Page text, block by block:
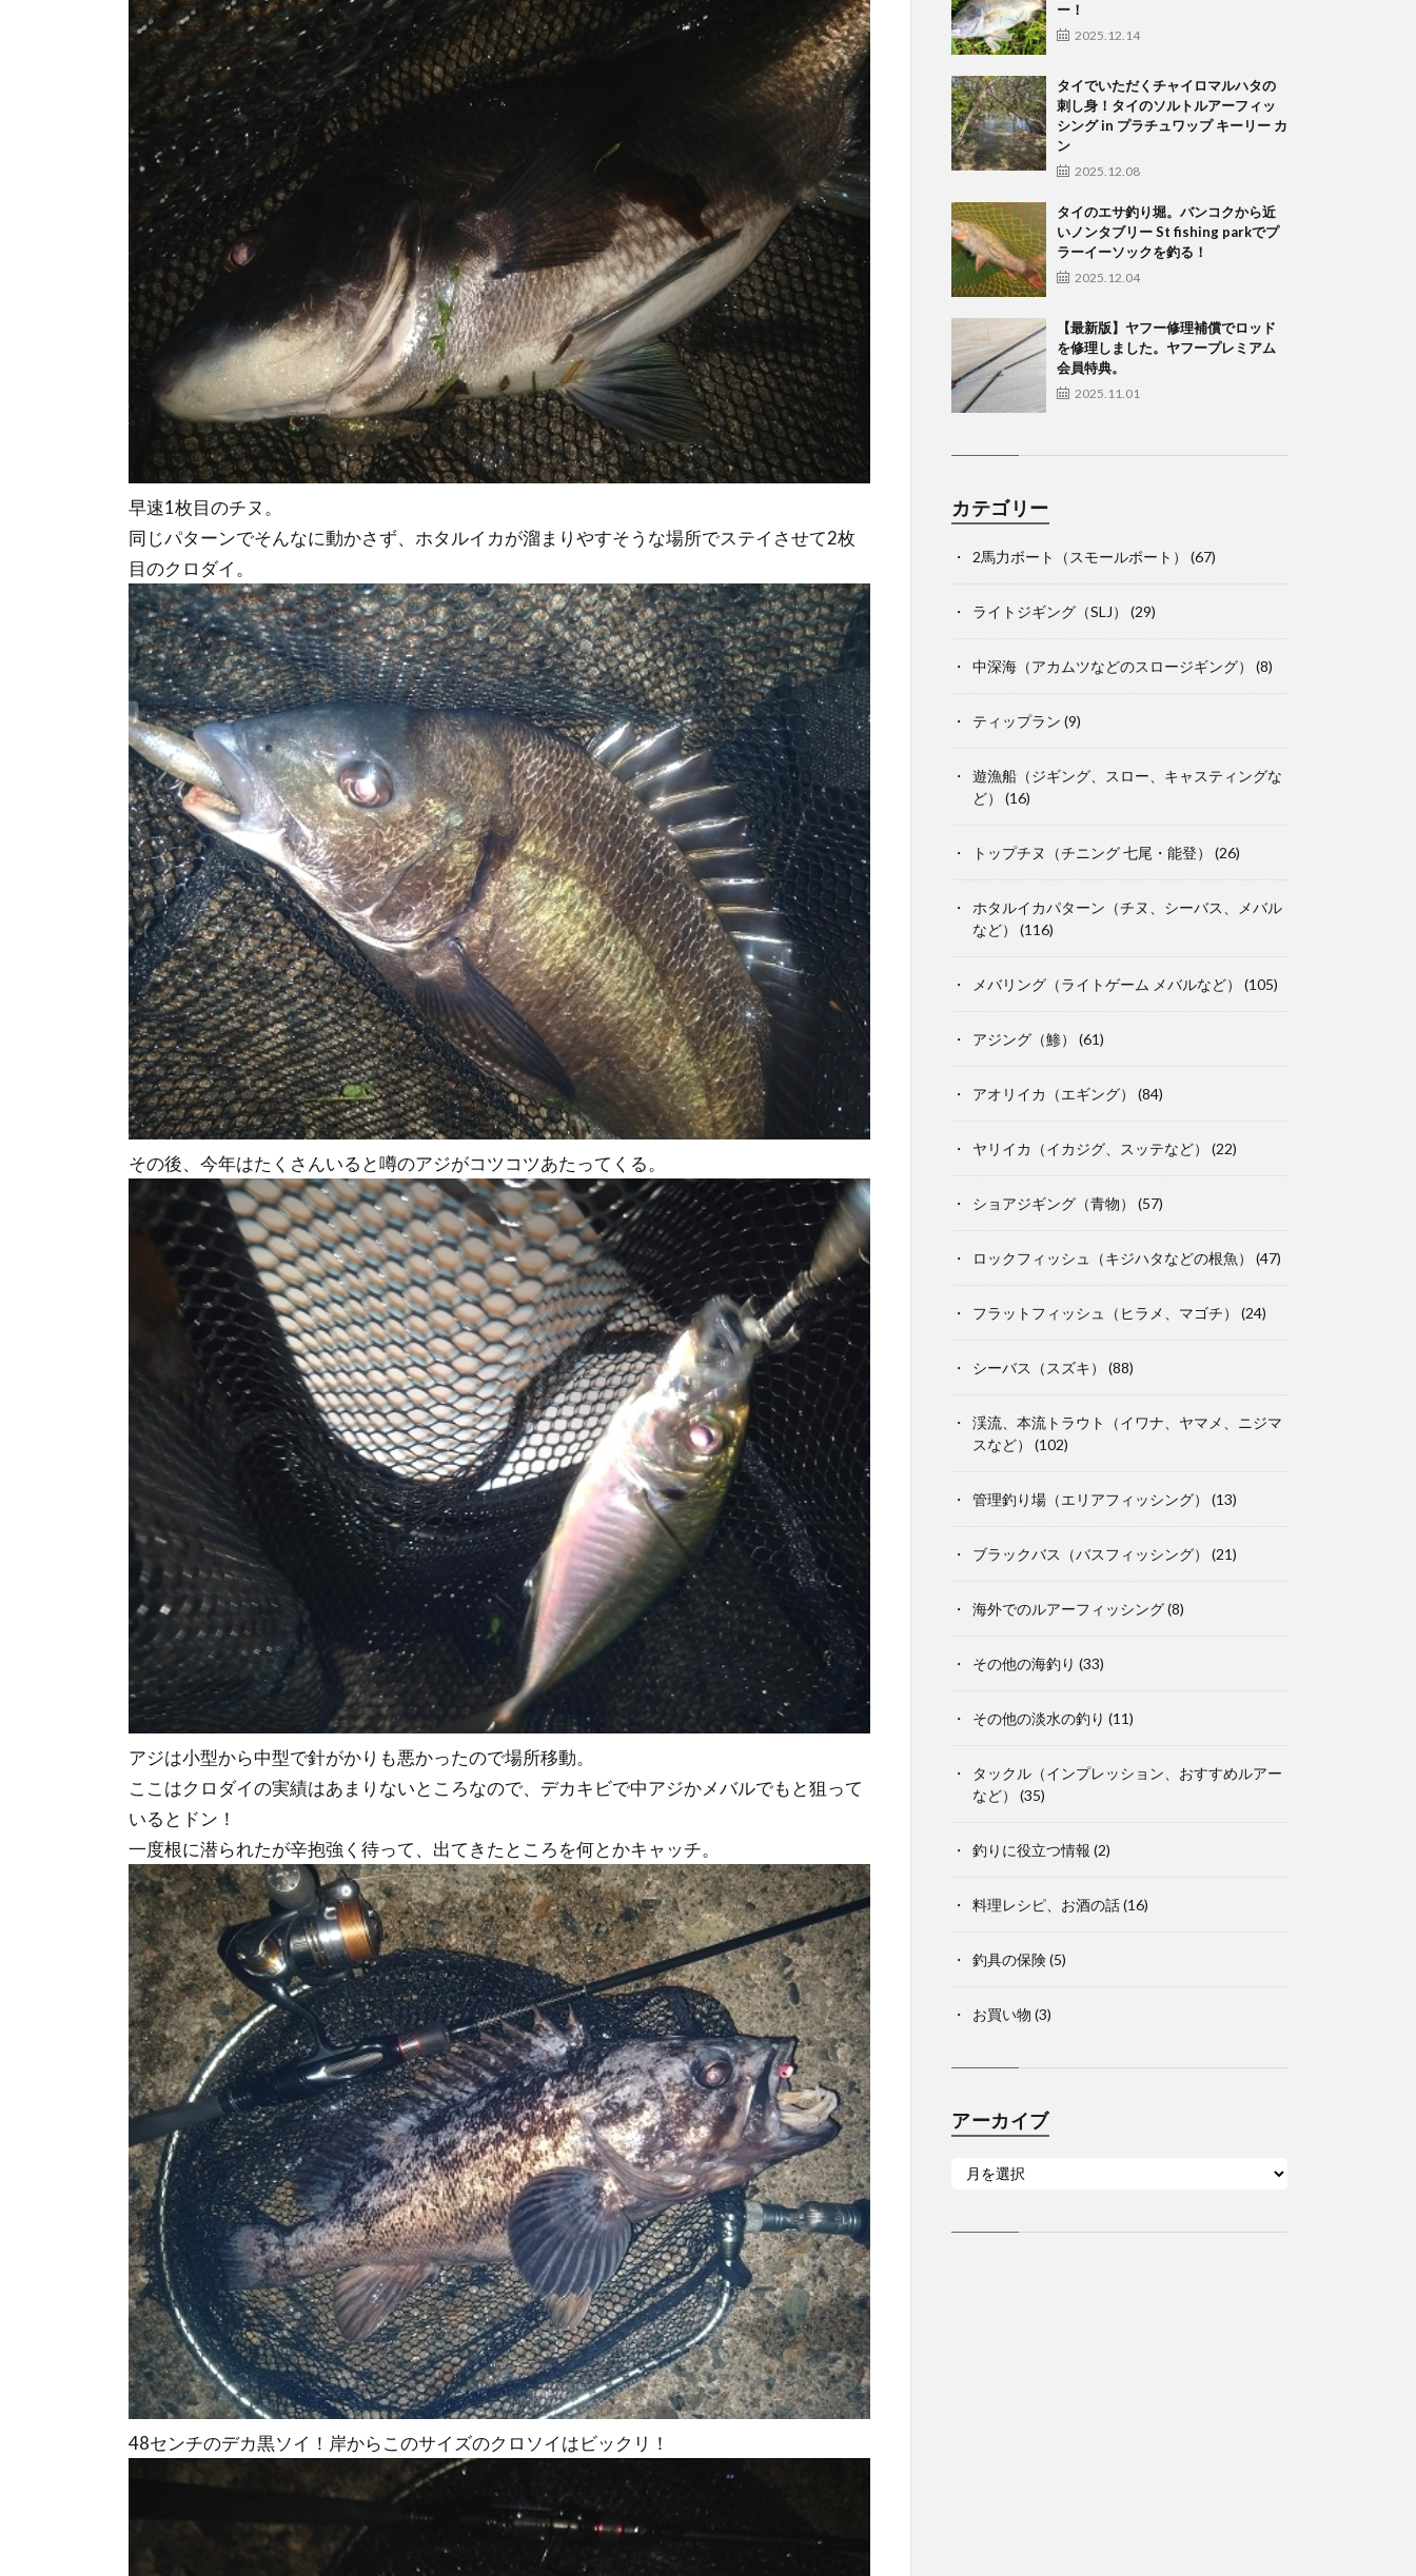
早速1枚目のチヌ。
同じパターンでそんなに動かさず、ホタルイカが溜まりやすそうな場所でステイさせて2枚
目のクロダイ。
その後、今年はたくさんいると噂のアジがコツコツあたってくる。
アジは小型から中型で針がかりも悪かったので場所移動。
ここはクロダイの実績はあまりないところなので、デカキビで中アジかメバルでもと狙って
いるとドン！
一度根に潜られたが辛抱強く待って、出てきたところを何とかキャッチ。
48センチのデカ黒ソイ！岸からこのサイズのクロソイはビックリ！
ー！
2025.12.14
タイでいただくチャイロマルハタの
刺し身！タイのソルトルアーフィッ
シング in プラチュワップ キーリー カ
ン
2025.12.08
タイのエサ釣り堀。バンコクから近
いノンタブリー St fishing parkでプ
ラーイーソックを釣る！
2025.12.04
【最新版】ヤフー修理補償でロッド
を修理しました。ヤフープレミアム
会員特典。
2025.11.01
カテゴリー
2馬力ボート（スモールボート） (67)
ライトジギング（SLJ） (29)
中深海（アカムツなどのスロージギング） (8)
ティップラン (9)
遊漁船（ジギング、スロー、キャスティングな
ど）
(16)
トップチヌ（チニング 七尾・能登） (26)
ホタルイカパターン（チヌ、シーバス、メバル
など）
(116)
メバリング（ライトゲーム メバルなど） (105)
アジング（鯵） (61)
アオリイカ（エギング） (84)
ヤリイカ（イカジグ、スッテなど） (22)
ショアジギング（青物） (57)
ロックフィッシュ（キジハタなどの根魚） (47)
フラットフィッシュ（ヒラメ、マゴチ） (24)
シーバス（スズキ） (88)
渓流、本流トラウト（イワナ、ヤマメ、ニジマ
スなど）
(102)
管理釣り場（エリアフィッシング） (13)
ブラックバス（バスフィッシング） (21)
海外でのルアーフィッシング(8)
その他の海釣り (33)
その他の淡水の釣り (11)
タックル（インプレッション、おすすめルアー
など）
(35)
釣りに役立つ情報 (2)
料理レシピ、お酒の話(16)
釣具の保険(5)
お買い物 (3)
アーカイブ